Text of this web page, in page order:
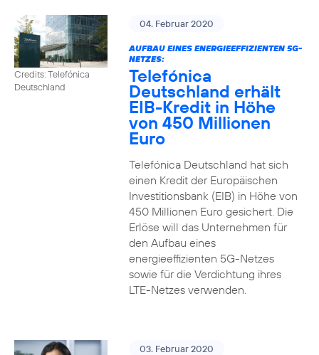
Credits: Telefónica
Deutschland
04. Februar 2020
AUFBAU EINES ENERGIEEFFIZIENTEN 5G-
NETZES:
Telefónica
Deutschland erhält
EIB-Kredit in Höhe
von 450 Millionen
Euro
Telefónica Deutschland hat sich
einen Kredit der Europäischen
Investitionsbank (EIB) in Höhe von
450 Millionen Euro gesichert. Die
Erlöse will das Unternehmen für
den Aufbau eines
energieeffizienten 5G-Netzes
sowie für die Verdichtung ihres
LTE-Netzes verwenden.
03. Februar 2020